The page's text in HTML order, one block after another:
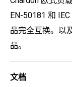
EN-50181 和
品完全互换。以
品。
文档